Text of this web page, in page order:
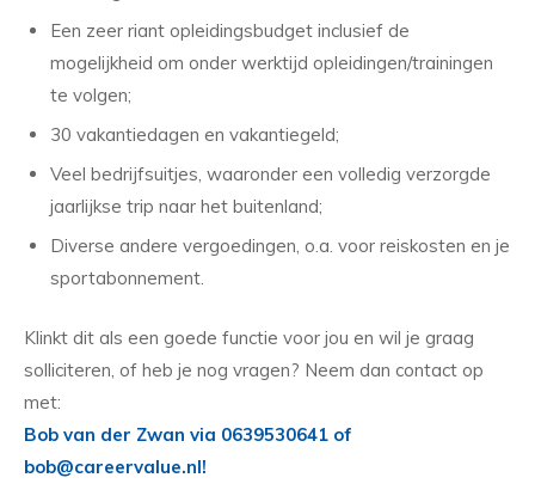
Een zeer riant opleidingsbudget inclusief de
mogelijkheid om onder werktijd opleidingen/trainingen
te volgen;
30 vakantiedagen en vakantiegeld;
Veel bedrijfsuitjes, waaronder een volledig verzorgde
jaarlijkse trip naar het buitenland;
Diverse andere vergoedingen, o.a. voor reiskosten en je
sportabonnement.
Klinkt dit als een goede functie voor jou en wil je graag
solliciteren, of heb je nog vragen? Neem dan contact op
met:
Bob van der Zwan via 0639530641 of
bob@careervalue.nl!